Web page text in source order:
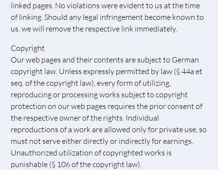
linked pages. No violations were evident to us at the time
of linking. Should any legal infringement become known to
us, we will remove the respective link immediately.
Copyright
Our web pages and their contents are subject to German
copyright law. Unless expressly permitted by law (§ 44a et
seq. of the copyright law), every form of utilizing,
reproducing or processing works subject to copyright
protection on our web pages requires the prior consent of
the respective owner of the rights. Individual
reproductions of a work are allowed only for private use, so
must not serve either directly or indirectly for earnings.
Unauthorized utilization of copyrighted works is
punishable (§ 106 of the copyright law).